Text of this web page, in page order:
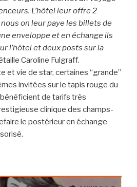
L’hôtel leur offre 2
on leur paye les billets de
enveloppe et en échange ils
l’hôtel et deux posts sur la
Caroline Fulgraff.
et vie de star, certaines “grande”
invitées sur le tapis rouge du
de tarifs très
clinique des champs-
le postérieur en échange